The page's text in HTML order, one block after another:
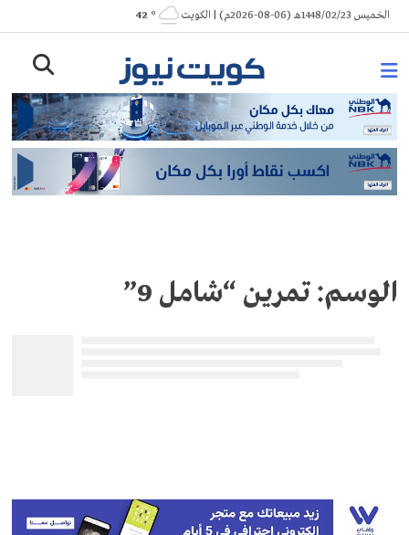
Skip
to
الخميس 1448/02/23هـ (06-08-2026م) | الكويت ° 42
الوسم:تمرين “شامل 9”